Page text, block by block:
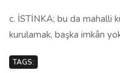
c. İSTİNKA; bu da mahalli
kurulamak, başka imkân
TAGS: